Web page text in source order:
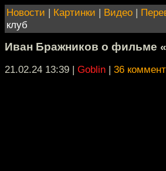
Новости | Картинки | Видео |
клуб
Иван Бражников о фильме
21.02.24 13:39 | Goblin | 36